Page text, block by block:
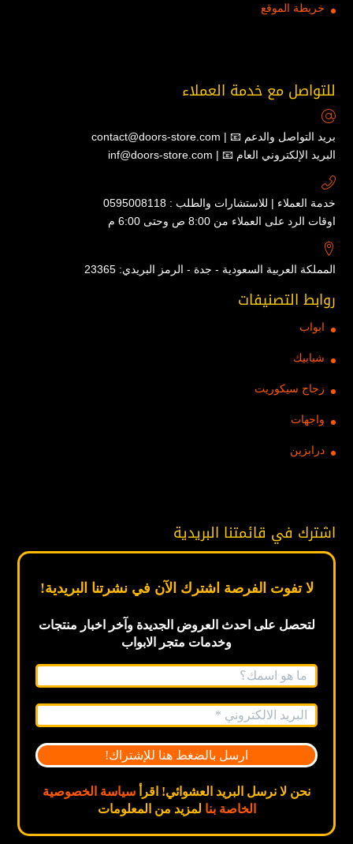
خريطة الموقع
للتواصل مع خدمة العملاء
contact@doors-store.com | 📧 بريد التواصل والدعم
inf@doors-store.com | 📧 البريد الإلكتروني العام
خدمة العملاء | للاستشارات والطلب : 0595008118
اوقات الرد على العملاء من 8:00 ص وحتى 6:00 م
المملكة العربية السعودية - جدة - الرمز البريدي: 23365
روابط التصنيفات
ابواب
شبابيك
زجاج سيكوريت
واجهات
درابزين
اشترك في قائمتنا البريدية
لا تفوت الفرصة اشترك الآن في نشرتنا البريدية!
لتحصل على احدث العروض الجديدةوآخر اخبار منتجات
وخدمات متجر الابواب
نحن لا نرسل البريد العشوائي! اقرأ سياسة الخصوصية
الخاصة بنا لمزيد من المعلومات